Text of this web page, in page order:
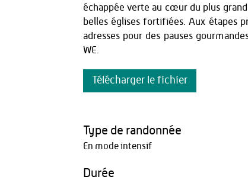
échappée verte au cœur du plus
belles églises fortifiées. Aux étapes
adresses pour des pauses
WE.
Télécharger le fichier
Type de randonnée
En mode intensif
Durée